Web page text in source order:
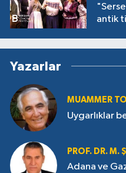
antik
Yazarlar
MUAMMER
Uygarlıklar
PROF. DR. M.
Adana ve